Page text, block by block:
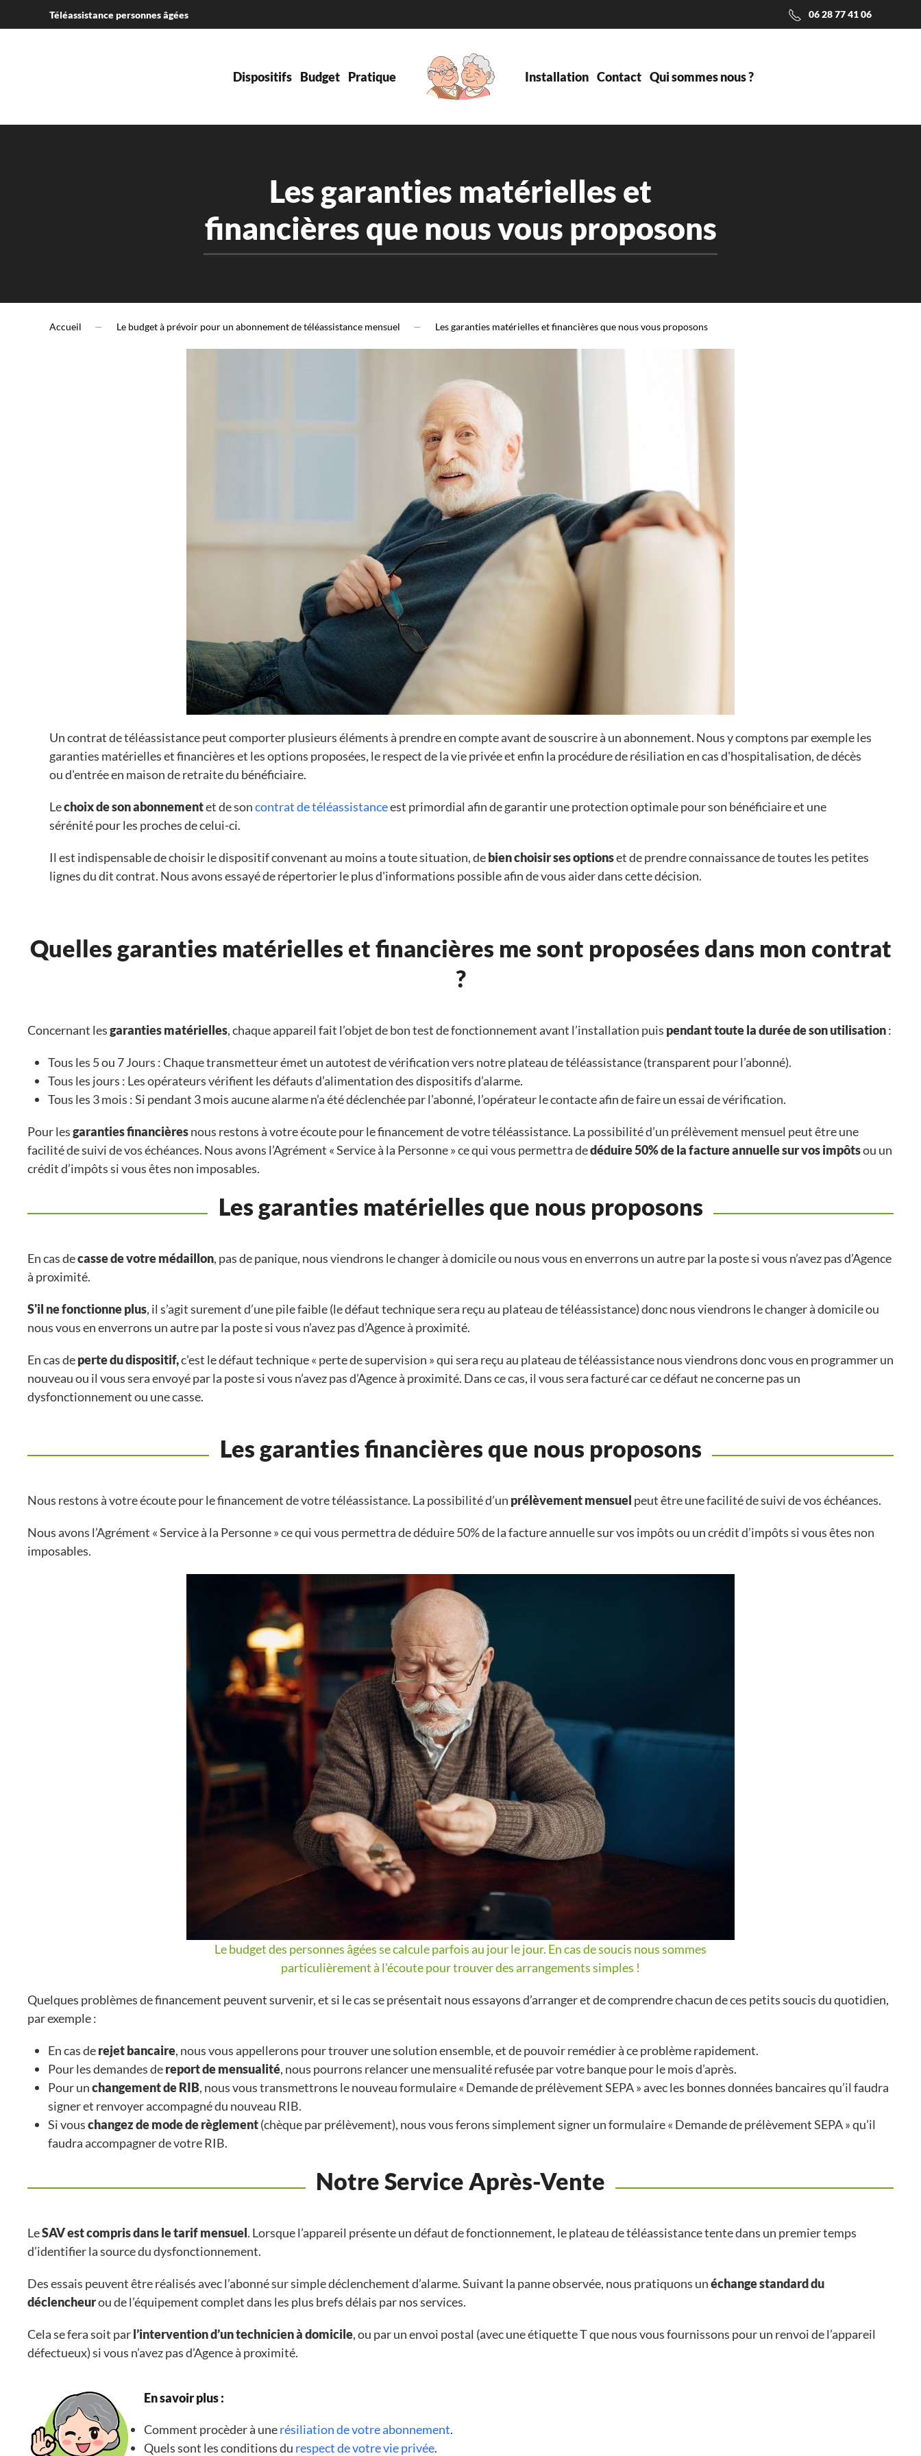
Téléassistance personnes âgées 06 28 77 41 06
Dispositifs Budget Pratique Installation Contact Qui sommes nous ?
Les garanties matérielles et
financières que nous vous proposons
Accueil Le budget à prévoir pour un abonnement de téléassistance mensuel Les garanties matérielles et financières que nous vous proposons
Un contrat de téléassistance peut comporter plusieurs éléments à prendre en compte avant de souscrire à un abonnement. Nous y comptons par exemple les
garanties matérielles et financières et les options proposées, le respect de la vie privée et enfin la procédure de résiliation en cas d'hospitalisation, de décès
ou d'entrée en maison de retraite du bénéficiaire.
Lechoix de son abonnementet de soncontrat de téléassistanceest primordial afin de garantir une protection optimale pour son bénéficiaire et une
sérénité pour les proches de celui-ci.
Il est indispensable de choisir le dispositif convenant au moins a toute situation, debien choisir ses optionset de prendre connaissance de toutes les petites
lignes du dit contrat. Nous avons essayé de répertorier le plus d'informations possible afin de vous aider dans cette décision.
Quelles garanties matérielles et financières me sont proposées dans mon contrat
?
Concernant lesgaranties matérielles, chaque appareil fait l’objet de bon test de fonctionnement avant l’installation puis pendant toute la durée de son utilisation:
Tous les 5 ou 7 Jours : Chaque transmetteur émet un autotest de vérification vers notre plateau de téléassistance (transparent pour l’abonné).
Tous les jours : Les opérateurs vérifient les défauts d’alimentation des dispositifs d’alarme.
Tous les 3 mois : Si pendant 3 mois aucune alarme n’a été déclenchée par l’abonné, l’opérateur le contacte afin de faire un essai de vérification.
Pour lesgaranties financièresnous restons à votre écoute pour le financement de votre téléassistance. La possibilité d’un prélèvement mensuel peut être une
facilité de suivi de vos échéances. Nous avons l’Agrément « Service à la Personne » ce qui vous permettra dedéduire 50% de la facture annuelle sur vos impôtsou un
crédit d’impôts si vous êtes non imposables.
Les garanties matérielles que nous proposons
En cas decasse de votre médaillon, pas de panique, nous viendrons le changer à domicile ou nous vous en enverrons un autre par la poste si vous n’avez pas d’Agence
à proximité.
S'il ne fonctionne plus, il s’agit surement d’une pile faible (le défaut technique sera reçu au plateau de téléassistance) donc nous viendrons le changer à domicile ou
nous vous en enverrons un autre par la poste si vous n’avez pas d’Agence à proximité.
En cas deperte du dispositif,c'est le défaut technique « perte de supervision » qui sera reçu au plateau de téléassistance nous viendrons donc vous en programmer un
nouveau ou il vous sera envoyé par la poste si vous n’avez pas d’Agence à proximité. Dans ce cas, il vous sera facturé car ce défaut ne concerne pas un
dysfonctionnement ou une casse.
Les garanties financières que nous proposons
Nous restons à votre écoute pour le financement de votre téléassistance. La possibilité d’un prélèvement mensuel peut être une facilité de suivi de vos échéances.
Nous avons l’Agrément « Service à la Personne » ce qui vous permettra de déduire 50% de la facture annuelle sur vos impôts ou un crédit d’impôts si vous êtes non
imposables.
Le budget des personnes âgées se calcule parfois au jour le jour. En cas de soucis nous sommes
particulièrement à l'écoute pour trouver des arrangements simples !
Quelques problèmes de financement peuvent survenir, et si le cas se présentait nous essayons d’arranger et de comprendre chacun de ces petits soucis du quotidien,
par exemple :
En cas derejet bancaire, nous vous appellerons pour trouver une solution ensemble, et de pouvoir remédier à ce problème rapidement.
Pour les demandes dereport de mensualité, nous pourrons relancer une mensualité refusée par votre banque pour le mois d’après.
Pour unchangement de RIB, nous vous transmettrons le nouveau formulaire « Demande de prélèvement SEPA » avec les bonnes données bancaires qu’il faudra
signer et renvoyer accompagné du nouveau RIB.
Si vouschangez de mode de règlement(chèque par prélèvement), nous vous ferons simplement signer un formulaire « Demande de prélèvement SEPA » qu’il
faudra accompagner de votre RIB.
Notre Service Après-Vente
LeSAV est compris dans le tarif mensuel. Lorsque l’appareil présente un défaut de fonctionnement, le plateau de téléassistance tente dans un premier temps
d’identifier la source du dysfonctionnement.
Des essais peuvent être réalisés avec l’abonné sur simple déclenchement d’alarme. Suivant la panne observée, nous pratiquons unéchange standard du
déclencheurou de l’équipement complet dans les plus brefs délais par nos services.
Cela se fera soit parl’intervention d’un technicien à domicile, ou par un envoi postal (avec une étiquette T que nous vous fournissons pour un renvoi de l’appareil
défectueux) si vous n’avez pas d’Agence à proximité.
En savoir plus :
Comment procèder à unerésiliation de votre abonnement.
Quels sont les conditions du respect de votre vie privée.